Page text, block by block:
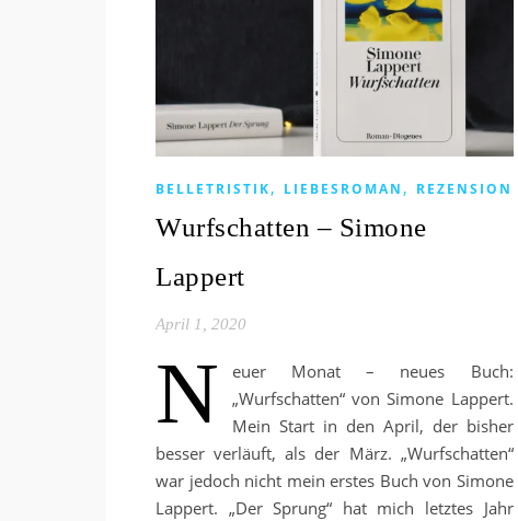
BELLETRISTIK, LIEBESROMAN , REZENSION
Wurfschatten – Simone
Lappert
April 1, 2020
N
euer Monat – neues Buch:
„Wurfschatten“ von Simone Lappert.
Mein Start in den April, der bisher
besser verläuft, als der März. „Wurfschatten“
war jedoch nicht mein erstes Buch von Simone
Lappert. „Der Sprung“ hat mich letztes Jahr